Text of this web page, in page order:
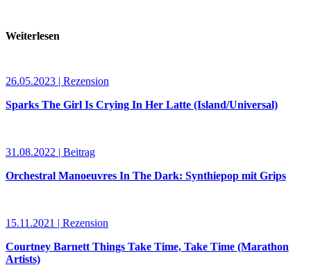
Weiterlesen
26.05.2023 | Rezension
Sparks The Girl Is Crying In Her Latte (Island/Universal)
31.08.2022 | Beitrag
Orchestral Manoeuvres In The Dark: Synthiepop mit Grips
15.11.2021 | Rezension
Courtney Barnett Things Take Time, Take Time (Marathon
Artists)